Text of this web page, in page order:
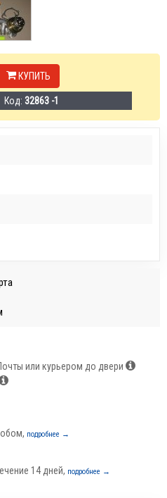
КУПИТЬ
Код: 32863 -1
или курьером до двери
подробнее →
14 дней, подробнее →